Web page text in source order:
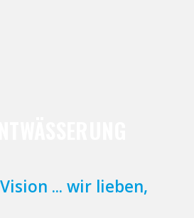
... wir lieben,